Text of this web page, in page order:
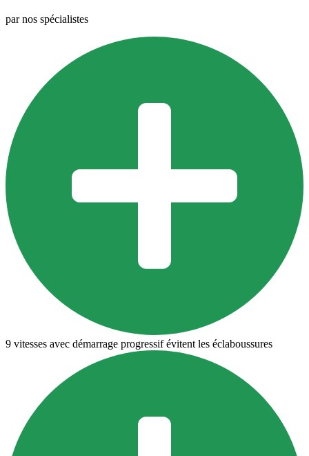
par nos spécialistes
9 vitesses avec démarrage progressif évitent les éclaboussures